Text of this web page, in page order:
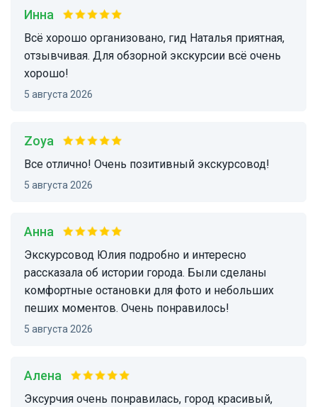
Инна
Всё хорошо организовано, гид Наталья приятная,
отзывчивая. Для обзорной экскурсии всё очень
хорошо!
5 августа 2026
Zoya
Все отлично! Очень позитивный экскурсовод!
5 августа 2026
Анна
Экскурсовод Юлия подробно и интересно
рассказала об истории города. Были сделаны
комфортные остановки для фото и небольших
пеших моментов. Очень понравилось!
5 августа 2026
Алена
Эксурчия очень понравилась, город красивый,